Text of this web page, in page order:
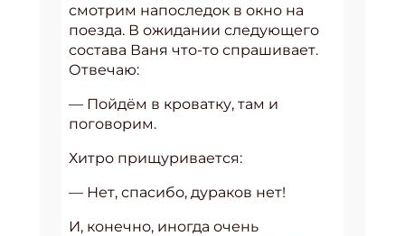
смотрим напоследок в окно на
поезда. В ожидании следующего
состава Ваня что-то спрашивает.
Отвечаю:
— Пойдём в кроватку, там и
поговорим.
Хитро прищуривается:
— Нет, спасибо, дураков нет!
И, конечно, иногда очень